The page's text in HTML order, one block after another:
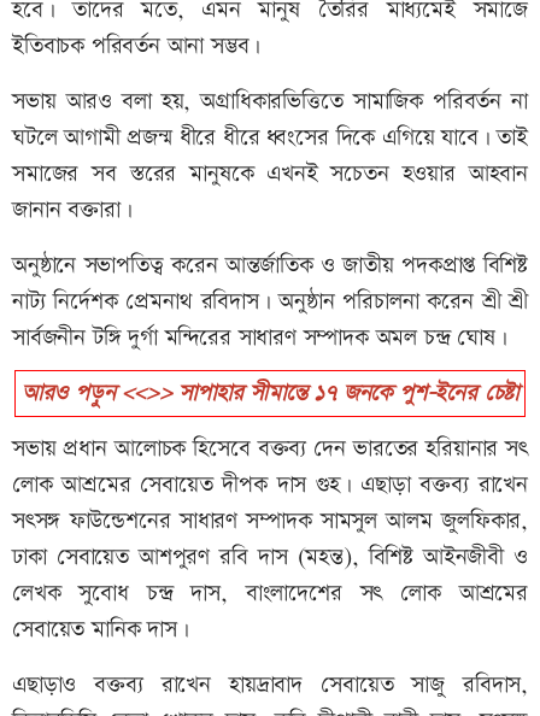
হবে। তাদের মতে, এমন মানুষ তৈরির মাধ্যমেই সমাজে
ইতিবাচক পরিবর্তন আনা সম্ভব।
সভায় আরও বলা হয়, অগ্রাধিকারভিত্তিতে সামাজিক পরিবর্তন না
ঘটলে আগামী প্রজন্ম ধীরে ধীরে ধ্বংসের দিকে এগিয়ে যাবে। তাই
সমাজের সব স্তরের মানুষকে এখনই সচেতন হওয়ার আহবান
জানান বক্তারা।
অনুষ্ঠানে সভাপতিত্ব করেন আন্তর্জাতিক ও জাতীয় পদকপ্রাপ্ত বিশিষ্ট
নাট্য নির্দেশক প্রেমনাথ রবিদাস। অনুষ্ঠান পরিচালনা করেন শ্রী শ্রী
সার্বজনীন টঙ্গি দুর্গা মন্দিরের সাধারণ সম্পাদক অমল চন্দ্র ঘোষ।
আরও পড়ুন <<>> সাপাহার সীমান্তে ১৭ জনকে পুশ-ইনের চেষ্টা
সভায় প্রধান আলোচক হিসেবে বক্তব্য দেন ভারতের হরিয়ানার সৎ
লোক আশ্রমের সেবায়েত দীপক দাস গুহ। এছাড়া বক্তব্য রাখেন
সৎসঙ্গ ফাউন্ডেশনের সাধারণ সম্পাদক সামসুল আলম জুলফিকার,
ঢাকা সেবায়েত আশপুরণ রবি দাস (মহন্ত), বিশিষ্ট আইনজীবী ও
লেখক সুবোধ চন্দ্র দাস, বাংলাদেশের সৎ লোক আশ্রমের
সেবায়েত মানিক দাস।
এছাড়াও বক্তব্য রাখেন হায়দ্রাবাদ সেবায়েত সাজু রবিদাস,